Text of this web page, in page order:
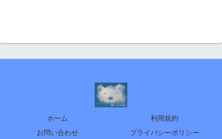
ホーム
利用規約
お問い合わせ
プライバシーポリシー